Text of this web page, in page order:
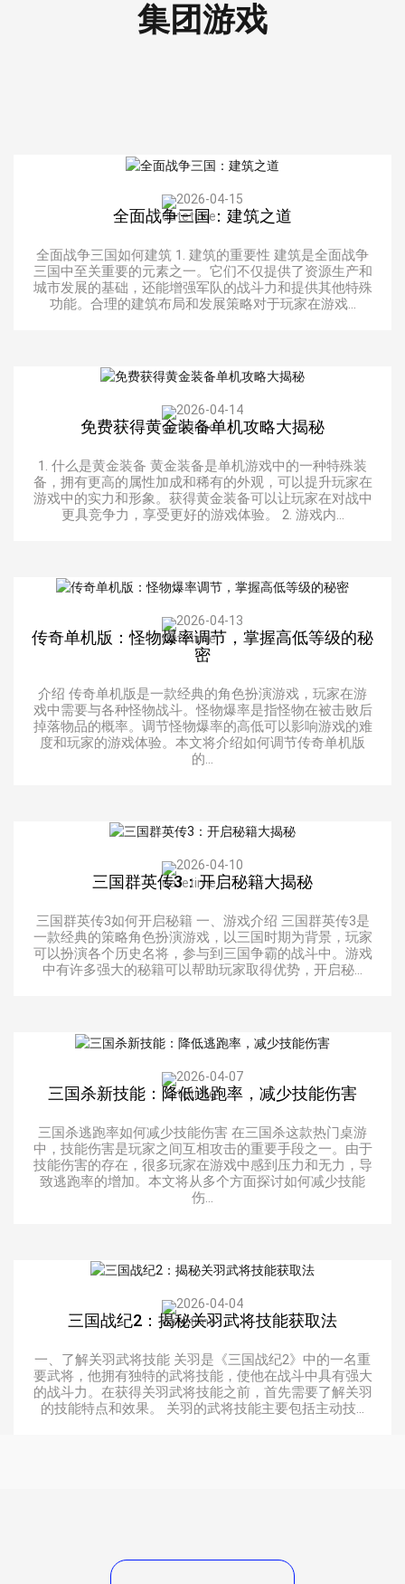
集团游戏
2026-04-15
全面战争三国：建筑之道
全面战争三国如何建筑 1. 建筑的重要性 建筑是全面战争
三国中至关重要的元素之一。它们不仅提供了资源生产和
城市发展的基础，还能增强军队的战斗力和提供其他特殊
功能。合理的建筑布局和发展策略对于玩家在游戏...
2026-04-14
免费获得黄金装备单机攻略大揭秘
1. 什么是黄金装备 黄金装备是单机游戏中的一种特殊装
备，拥有更高的属性加成和稀有的外观，可以提升玩家在
游戏中的实力和形象。获得黄金装备可以让玩家在对战中
更具竞争力，享受更好的游戏体验。 2. 游戏内...
2026-04-13
传奇单机版：怪物爆率调节，掌握高低等级的秘
密
介绍 传奇单机版是一款经典的角色扮演游戏，玩家在游
戏中需要与各种怪物战斗。怪物爆率是指怪物在被击败后
掉落物品的概率。调节怪物爆率的高低可以影响游戏的难
度和玩家的游戏体验。本文将介绍如何调节传奇单机版
的...
2026-04-10
三国群英传3：开启秘籍大揭秘
三国群英传3如何开启秘籍 一、游戏介绍 三国群英传3是
一款经典的策略角色扮演游戏，以三国时期为背景，玩家
可以扮演各个历史名将，参与到三国争霸的战斗中。游戏
中有许多强大的秘籍可以帮助玩家取得优势，开启秘...
2026-04-07
三国杀新技能：降低逃跑率，减少技能伤害
三国杀逃跑率如何减少技能伤害 在三国杀这款热门桌游
中，技能伤害是玩家之间互相攻击的重要手段之一。由于
技能伤害的存在，很多玩家在游戏中感到压力和无力，导
致逃跑率的增加。本文将从多个方面探讨如何减少技能
伤...
2026-04-04
三国战纪2：揭秘关羽武将技能获取法
一、了解关羽武将技能 关羽是《三国战纪2》中的一名重
要武将，他拥有独特的武将技能，使他在战斗中具有强大
的战斗力。在获得关羽武将技能之前，首先需要了解关羽
的技能特点和效果。 关羽的武将技能主要包括主动技...